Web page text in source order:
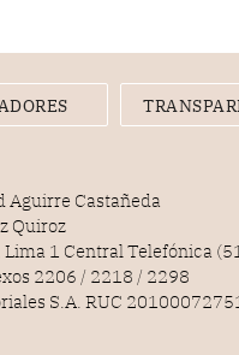
Aguirre Castañeda
Quiroz
1 Central Telefónica
2206 / 2218 / 2298
S.A. RUC